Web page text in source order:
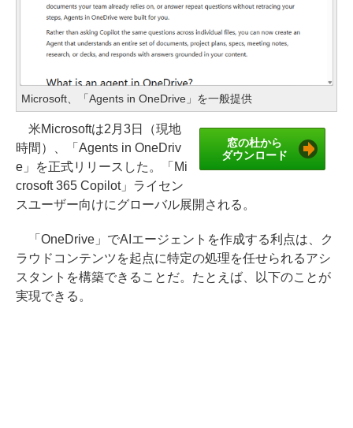
Microsoft、「Agents in OneDrive」を一般提供
窓の杜から
ダウンロード
米Microsoftは2月3日（現地
時間）、「Agents in OneDriv
e」を正式リリースした。「Mi
crosoft 365 Copilot」ライセン
スユーザー向けにグローバル展開される。
「OneDrive」でAIエージェントを作成する利点は、ク
ラウドコンテンツを起点に特定の処理を任せられるアシ
スタントを構築できることだ。たとえば、以下のことが
実現できる。